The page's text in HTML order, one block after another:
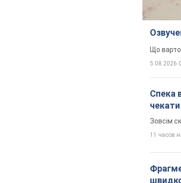
Що варто
5.08.2026
Спека
Зовсім
11 часов